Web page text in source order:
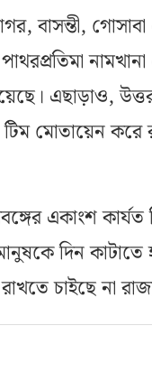
বাসন্তী,
এছাড়াও, উত্তর
মোতায়েন করে
একাংশ কার্যত
দিন
চাইছে না